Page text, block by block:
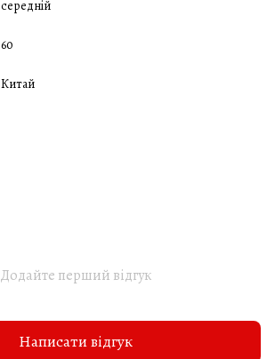
середній
60
Китай
Додайте перший відгук
Написати відгук